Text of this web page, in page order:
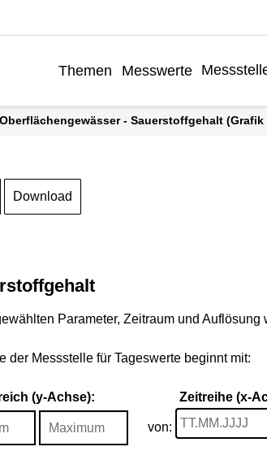
Themen Messwerte
- Sauerstoffgehalt (Grafik
Download
Parameter, Zeitraum und
der Messstelle für Tageswerte beginnt mit:
(y-Achse): Zeitreihe (x-
von: